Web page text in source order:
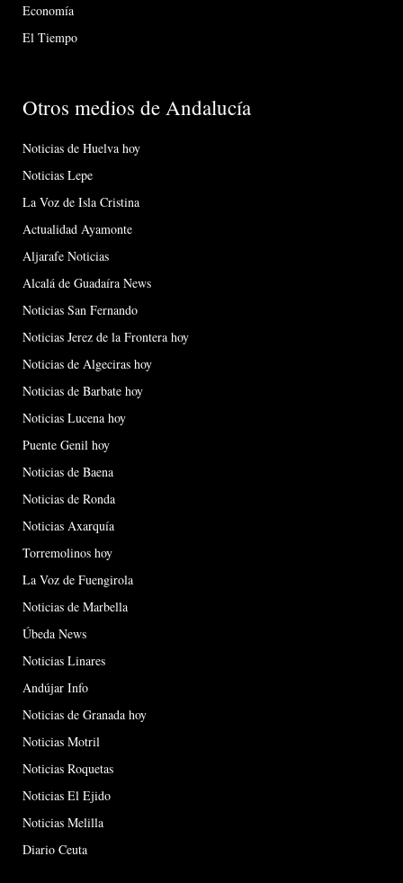
Economía
El Tiempo
Otros medios de Andalucía
Noticias de Huelva hoy
Noticias Lepe
La Voz de Isla Cristina
Actualidad Ayamonte
Aljarafe Noticias
Alcalá de Guadaíra News
Noticias San Fernando
Noticias Jerez de la Frontera hoy
Noticias de Algeciras hoy
Noticias de Barbate hoy
Noticias Lucena hoy
Puente Genil hoy
Noticias de Baena
Noticias de Ronda
Noticias Axarquía
Torremolinos hoy
La Voz de Fuengirola
Noticias de Marbella
Úbeda News
Noticias Linares
Andújar Info
Noticias de Granada hoy
Noticias Motril
Noticias Roquetas
Noticias El Ejido
Noticias Melilla
Diario Ceuta